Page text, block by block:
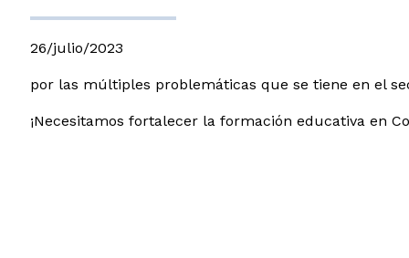
26/julio/2023
por las múltiples problemáticas que se tiene en el
¡Necesitamos fortalecer la formación educativa en